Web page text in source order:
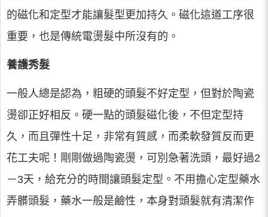
的磁化和定型才能讓髮型更加持久。磁化這道工序很
重要，也是傳統電燙髮中所沒有的。
養護秀髮
一般人總是認為，粗硬的頭髮不好定型，但對於陶瓷
燙卻正好相反。硬一點的頭髮磁化後，不但定型持
久，而且彈性十足，非常有質感，而柔軟發質反而更
花工夫呢！剛剛做過陶瓷燙，可別急著洗頭，最好過2
－3天，給充分的時間讓頭髮定型。不用擔心定型藥水
弄髒頭髮，藥水一般是鹼性，本身對頭髮就有清潔作